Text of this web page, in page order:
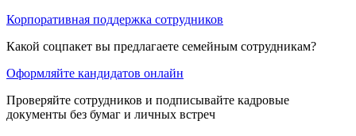
Корпоративная поддержка сотрудников
Какой соцпакет вы предлагаете семейным сотрудникам?
Оформляйте кандидатов онлайн
Проверяйте сотрудников и подписывайте кадровые
документы без бумаг и личных встреч